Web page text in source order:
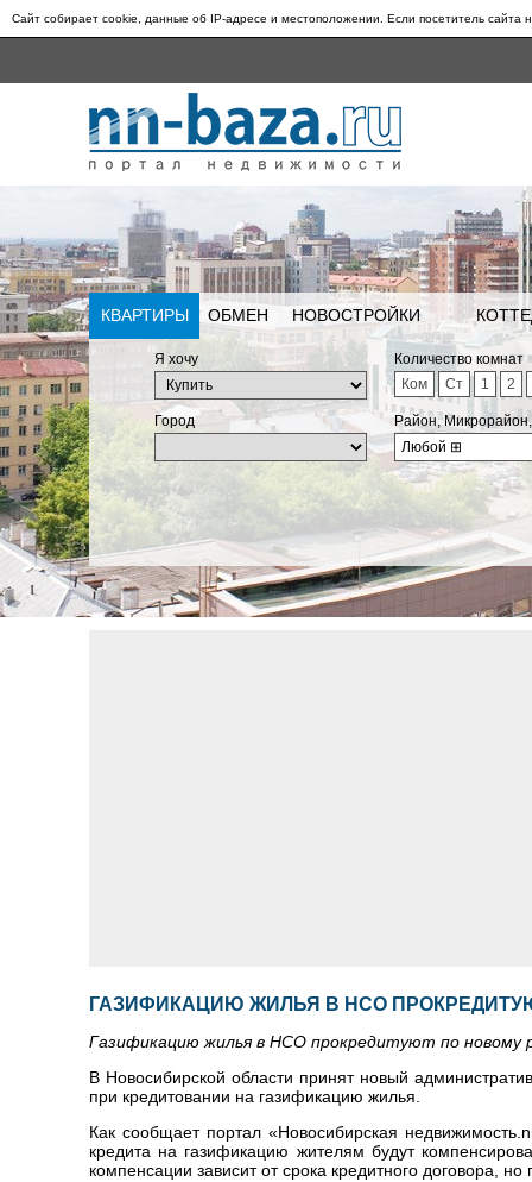
Сайт собирает cookie, данные об IP-адресе и местоположении. Если посетитель сайта
КВАРТИРЫ ОБМЕН НОВОСТРОЙКИ
Я хочу
Количество комнат
Ком
Ст 1 2
Город
Район,
Любой ⊞
ГАЗИФИКАЦИЮ ЖИЛЬЯ В НСО
Газификацию жилья в НСО прокредитуют по новому
В Новосибирской области принят новый
при кредитовании на газификацию жилья.
Как сообщает портал «Новосибирская
кредита на газификацию жителям будут
компенсации зависит от срока кредитного договора,